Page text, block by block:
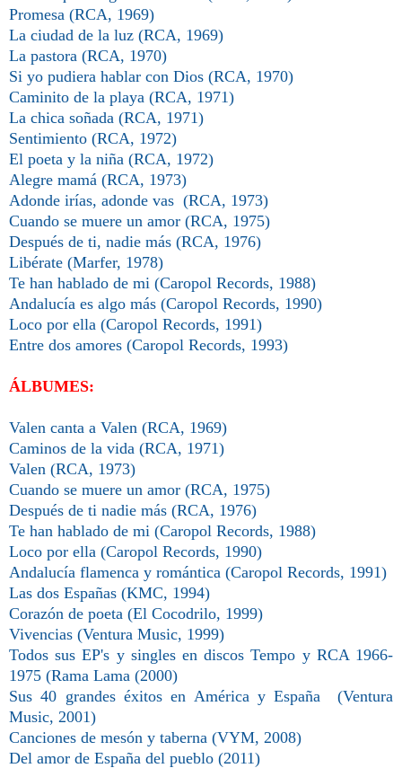
Promesa (RCA, 1969)
La ciudad de la luz (RCA, 1969)
La pastora (RCA, 1970)
Si yo pudiera hablar con Dios (RCA, 1970)
Caminito de la playa (RCA, 1971)
La chica soñada (RCA, 1971)
Sentimiento (RCA, 1972)
El poeta y la niña (RCA, 1972)
Alegre mamá (RCA, 1973)
Adonde irías, adonde vas (RCA, 1973)
Cuando se muere un amor (RCA, 1975)
Después de ti, nadie más (RCA, 1976)
Libérate (Marfer, 1978)
Te han hablado de mi (Caropol Records, 1988)
Andalucía es algo más (Caropol Records, 1990)
Loco por ella (Caropol Records, 1991)
Entre dos amores (Caropol Records, 1993)
ÁLBUMES:
Valen canta a Valen (RCA, 1969)
Caminos de la vida (RCA, 1971)
Valen (RCA, 1973)
Cuando se muere un amor (RCA, 1975)
Después de ti nadie más (RCA, 1976)
Te han hablado de mi (Caropol Records, 1988)
Loco por ella (Caropol Records, 1990)
Andalucía flamenca y romántica (Caropol Records, 1991)
Las dos Españas (KMC, 1994)
Corazón de poeta (El Cocodrilo, 1999)
Vivencias (Ventura Music, 1999)
Todos sus EP's y singles en discos Tempo y RCA 1966-
1975 (Rama Lama (2000)
Sus 40 grandes éxitos en América y España
(Ventura
Music, 2001)
Canciones de mesón y taberna (VYM, 2008)
Del amor de España del pueblo (2011)